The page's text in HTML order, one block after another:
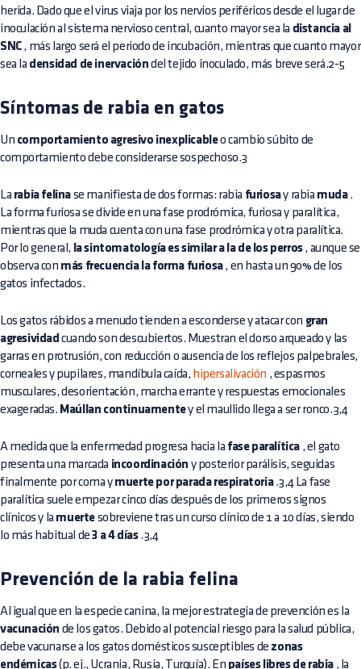
herida. Dado que el virus viaja por los nervios periféricos desde el lugar de
inoculación al sistema nervioso central, cuanto mayor sea la distancia al
SNC, más largo será el periodo de incubación, mientras que cuanto mayor
sea la densidad de inervación del tejido inoculado, más breve será.2-5
Síntomas de rabia en gatos
Un comportamiento agresivo inexplicableo cambio súbito de
comportamiento debe considerarse sospechoso.3
La rabia felina se manifiesta de dos formas: rabia furiosay rabia muda.
La forma furiosa se divide en una fase prodrómica, furiosa y paralítica,
mientras que la muda cuenta con una fase prodrómica y otra paralítica.
Por lo general, la sintomatología es similar a la de los perros, aunque se
observa con más frecuencia la forma furiosa, en hasta un 90% de los
gatos infectados.
Los gatos rábidos a menudo tienden a esconderse y atacar con gran
agresividad cuando son descubiertos. Muestran el dorso arqueado y las
garras en protrusión, con reducción o ausencia de los reflejos palpebrales,
corneales y pupilares, mandíbula caída, hipersalivación , espasmos
musculares, desorientación, marcha errante y respuestas emocionales
exageradas. Maúllan continuamentey el maullido llega a ser ronco.3,4
A medida que la enfermedad progresa hacia la fase paralítica , el gato
presenta una marcada incoordinación y posterior parálisis, seguidas
finalmente por coma y muerte por parada respiratoria.3,4 La fase
paralítica suele empezar cinco días después de los primeros signos
clínicos y la muerte sobreviene tras un curso clínico de 1 a 10 días, siendo
lo más habitual de3 a 4 días.3,4
Prevención de la rabia felina
Al igual que en la especie canina, la mejor estrategia de prevención es la
vacunación de los gatos. Debido al potencial riesgo para la salud pública,
debe vacunarse a los gatos domésticos susceptibles de zonas
endémicas(p. ej., Ucrania, Rusia, Turquía). En países libres de rabia , la